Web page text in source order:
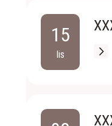
15
lis